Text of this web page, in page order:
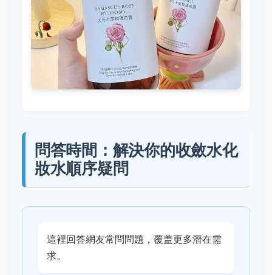
問答時間：解決你的收斂水化
妝水順序疑問
這裡回答網友常問問題，覆盖更多潛在需
求。